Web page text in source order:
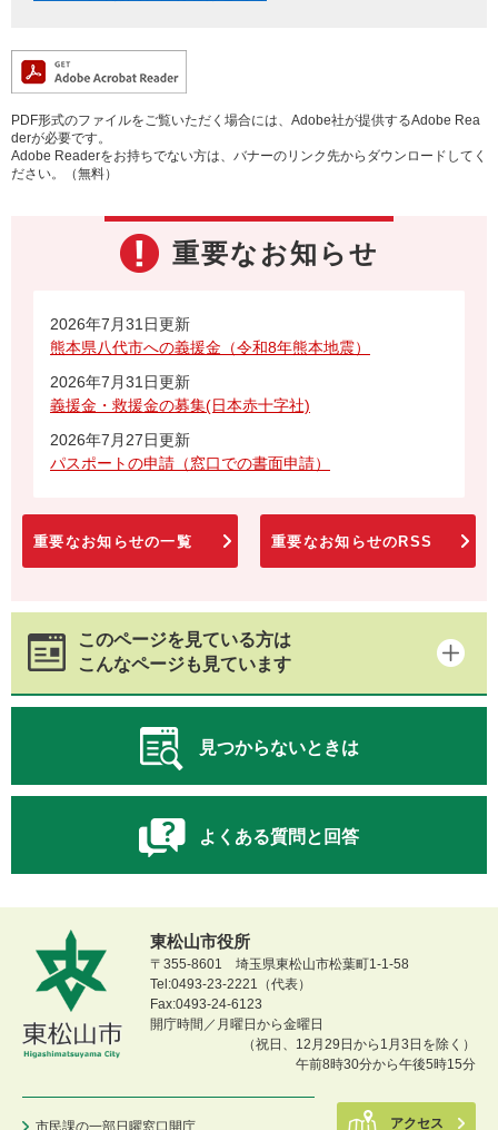
PDF形式のファイルをご覧いただく場合には、Adobe社が提供するAdobe Rea
derが必要です。
Adobe Readerをお持ちでない方は、バナーのリンク先からダウンロードしてく
ださい。（無料）
重要なお知らせ
2026年7月31日更新
熊本県八代市への義援金（令和8年熊本地震）
2026年7月31日更新
義援金・救援金の募集(日本赤十字社)
2026年7月27日更新
パスポートの申請（窓口での書面申請）
重要なお知らせの一覧 重要なお知らせのRSS
このページを見ている方は
こんなページも見ています
見つからないときは
よくある質問と回答
東松山市役所
〒355-8601 埼玉県東松山市松葉町1-1-58
Tel:0493-23-2221（代表）
Fax:0493-24-6123
開庁時間／月曜日から金曜日
（祝日、12月29日から1月3日を除く）
午前8時30分から午後5時15分
市民課の一部日曜窓口開庁 アクセス